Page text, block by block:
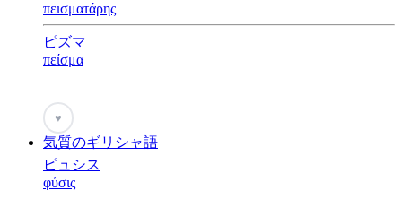
πεισματάρης
ピズマ
πείσμα
♥
気質のギリシャ語
ピュシス
φύσις